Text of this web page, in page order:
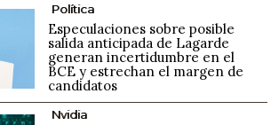
Política
Especulaciones sobre posible
salida anticipada de Lagarde
generan incertidumbre en el
BCE y estrechan el margen de
candidatos
Nvidia